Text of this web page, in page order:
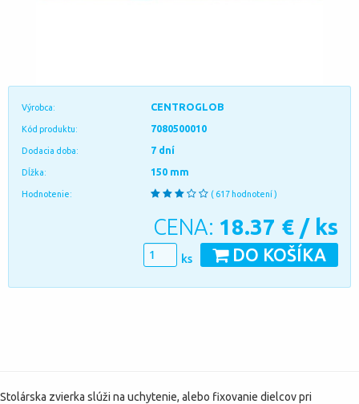
Výrobca: CENTROGLOB
Kód produktu: 7080500010
Dodacia doba: 7 dní
Dĺžka: 150 mm
Hodnotenie: ( 617 hodnotení )
CENA: 18.37 € / ks
DO KOŠÍKA
ks
Stolárska zvierka slúži na uchytenie, alebo fixovanie dielcov pri